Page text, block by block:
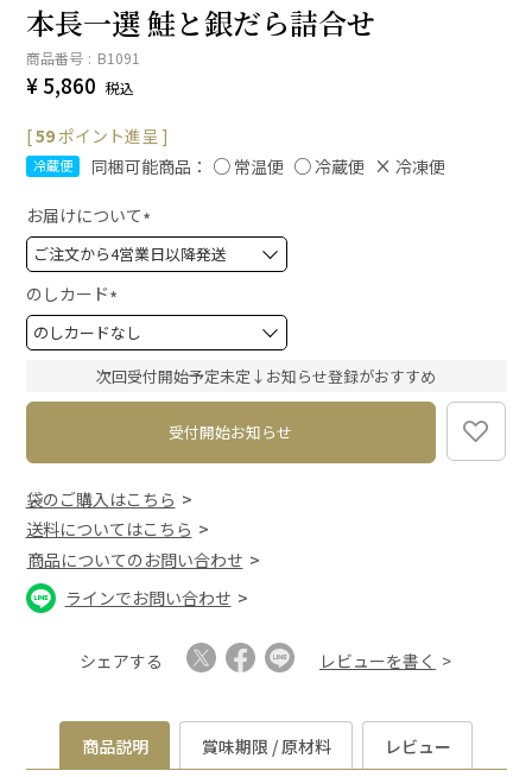
本長一選 鮭と銀だら詰合せ
商品番号 B1091
¥ 5,860 税込
[59ポイント進呈 ]
冷蔵便 同梱可能商品： 常温便 冷蔵便 冷凍便
お届けについて
(
必
)
のしカード
(
必
須
)
次回受付開始予定未定↓お知らせ登録がおすすめ
受付開始お知らせ
袋のご購入はこちら
送料についてはこちら
商品についてのお問い合わせ
ラインでお問い合わせ
シェアする レビューを書く
商品説明 賞味期限 / 原材料 レビュー